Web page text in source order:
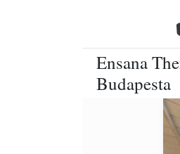
Ensana
Budapesta